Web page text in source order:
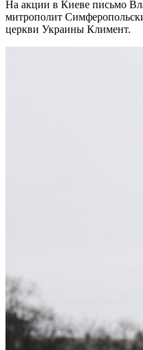
На акции в Киеве письмо
митрополит
церкви Украины Климент.